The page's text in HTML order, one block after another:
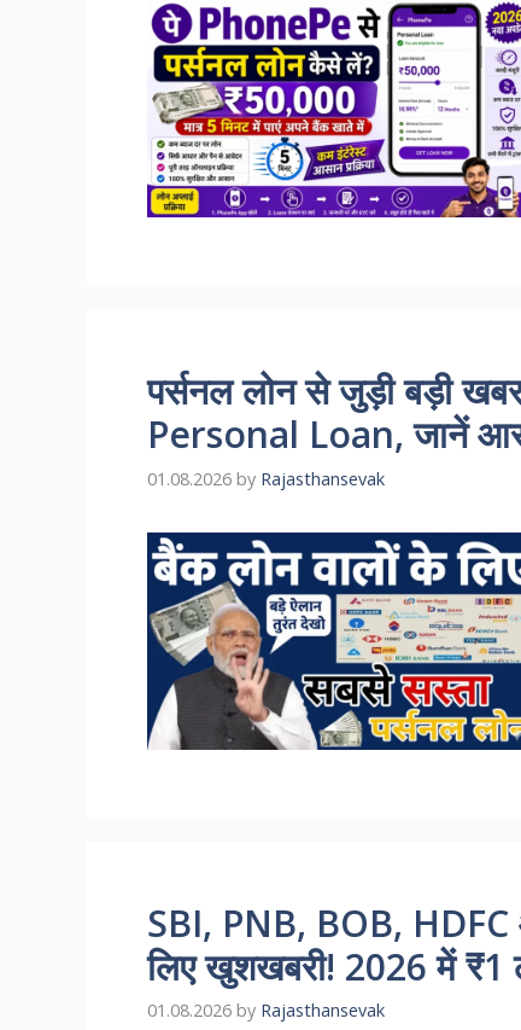
पर्सनल लोन से जुड़ी बड़ी
Personal Loan, जानें
01.08.2026 by Rajasthansevak
SBI, PNB, BOB,
लिए खुशखबरी! 2026 में
01.08.2026 by Rajasthansevak